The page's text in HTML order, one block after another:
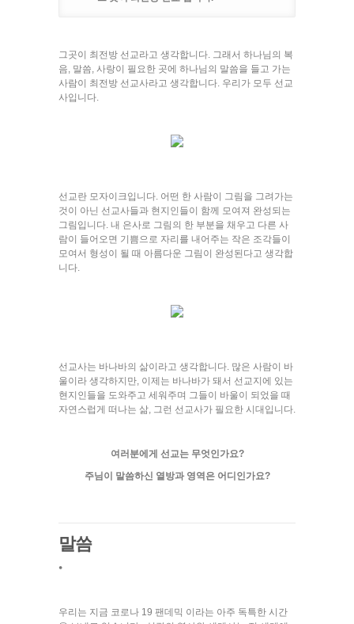
그곳이 최전방 선교라고 생각합니다. 그래서 하나님의 복
음, 말씀, 사랑이 필요한 곳에 하나님의 말씀을 들고 가는
사람이 최전방 선교사라고 생각합니다. 우리가 모두 선교
사입니다.
선교란 모자이크입니다. 어떤 한 사람이 그림을 그려가는
것이 아닌 선교사들과 현지인들이 함께 모여져 완성되는
그림입니다. 내 은사로 그림의 한 부분을 채우고 다른 사
람이 들어오면 기쁨으로 자리를 내어주는 작은 조각들이
모여서 형성이 될 때 아름다운 그림이 완성된다고 생각합
니다.
선교사는 바나바의 삶이라고 생각합니다. 많은 사람이 바
울이라 생각하지만, 이제는 바나바가 돼서 선교지에 있는
현지인들을 도와주고 세워주며 그들이 바울이 되었을 때
자연스럽게 떠나는 삶, 그런 선교사가 필요한 시대입니다.
여러분에게 선교는 무엇인가요?
주님이 말씀하신 열방과 영역은 어디인가요?
말씀
⦁
우리는 지금 코로나 19 팬데믹 이라는 아주 독특한 시간